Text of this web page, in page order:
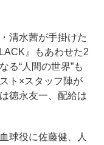
清水茜が手掛けた
』もあわせた2
る“人間の世界”も
ト×スタッフ陣が
徳永友一、配給は
球役に佐藤健、人